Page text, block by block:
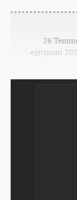
26
eğitimini